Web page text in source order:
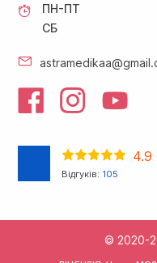
ПН-ПТ
СБ
4.9
Відгуків: 105
© 2020-